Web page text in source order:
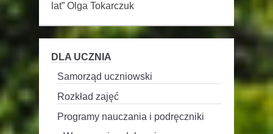
lat” Olga Tokarczuk
DLA UCZNIA
Samorząd uczniowski
Rozkład zajęć
Programy nauczania i podręczniki